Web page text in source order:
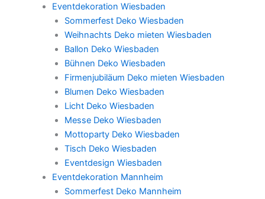
Eventdekoration Wiesbaden
Sommerfest Deko Wiesbaden
Weihnachts Deko mieten Wiesbaden
Ballon Deko Wiesbaden
Bühnen Deko Wiesbaden
Firmenjubiläum Deko mieten Wiesbaden
Blumen Deko Wiesbaden
Licht Deko Wiesbaden
Messe Deko Wiesbaden
Mottoparty Deko Wiesbaden
Tisch Deko Wiesbaden
Eventdesign Wiesbaden
Eventdekoration Mannheim
Sommerfest Deko Mannheim